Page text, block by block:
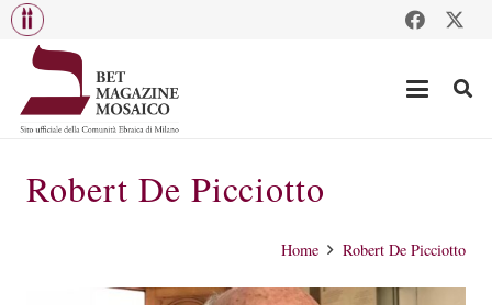
Robert De Picciotto
Home Robert De Picciotto